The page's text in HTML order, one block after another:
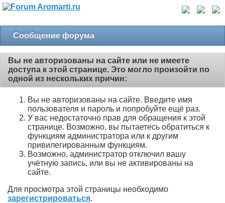
Сообщение форума
Вы не авторизованы на сайте или не имеете
доступа к этой странице. Это могло произойти по
одной из нескольких причин:
Вы не авторизованы на сайте. Введите имя
пользователя и пароль и попробуйте ещё раз.
У вас недостаточно прав для обращения к этой
странице. Возможно, вы пытаетесь обратиться к
функциям администратора или к другим
привилегированным функциям.
Возможно, администратор отключил вашу
учётную запись, или вы не активированы на
сайте.
Для просмотра этой страницы необходимо
зарегистрироваться.